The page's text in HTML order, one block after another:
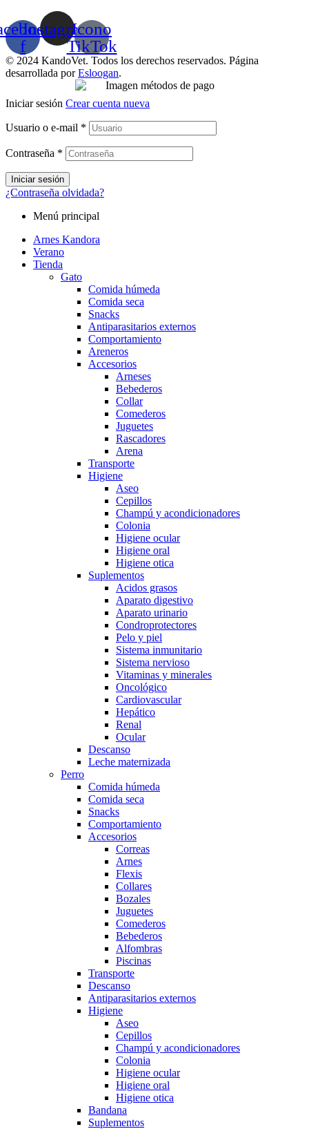
f
InstagramIcono
TikTok
© 2024 KandoVet. Todos los derechos reservados. Página
desarrollada porEsloogan.
Iniciar sesión Crear cuenta nueva
Usuario o e-mail *
Contraseña *
Iniciar sesión
¿Contraseña olvidada?
Menú principal
Arnes Kandora
Verano
Tienda
Gato
Comida húmeda
Comida seca
Snacks
Antiparasitarios externos
Comportamiento
Areneros
Accesorios
Arneses
Bebederos
Collar
Comederos
Juguetes
Rascadores
Arena
Transporte
Higiene
Aseo
Cepillos
Champú y acondicionadores
Colonia
Higiene ocular
Higiene oral
Higiene otica
Suplementos
Acidos grasos
Aparato digestivo
Aparato urinario
Condroprotectores
Pelo y piel
Sistema inmunitario
Sistema nervioso
Vitaminas y minerales
Oncológico
Cardiovascular
Hepático
Renal
Ocular
Descanso
Leche maternizada
Perro
Comida húmeda
Comida seca
Snacks
Comportamiento
Accesorios
Correas
Arnes
Flexis
Collares
Bozales
Juguetes
Comederos
Bebederos
Alfombras
Piscinas
Transporte
Descanso
Antiparasitarios externos
Higiene
Aseo
Cepillos
Champú y acondicionadores
Colonia
Higiene ocular
Higiene oral
Higiene otica
Bandana
Suplementos